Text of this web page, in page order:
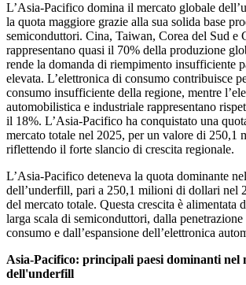
L’Asia-Pacifico domina il mercato globale
la quota maggiore grazie alla sua solida base
semiconduttori. Cina, Taiwan, Corea del Sud e
rappresentano quasi il 70% della produzione
rende la domanda di riempimento insufficiente
elevata. L’elettronica di consumo contribuisce
consumo insufficiente della regione, mentre
automobilistica e industriale rappresentano
il 18%. L’Asia-Pacifico ha conquistato una
mercato totale nel 2025, per un valore di 250,1
riflettendo il forte slancio di crescita regionale.
L’Asia-Pacifico deteneva la quota dominante
dell’underfill, pari a 250,1 milioni di dollari nel
del mercato totale. Questa crescita è alimentata
larga scala di semiconduttori, dalla
consumo e dall’espansione dell’elettronica
Asia-Pacifico: principali paesi dominanti nel
dell'underfill